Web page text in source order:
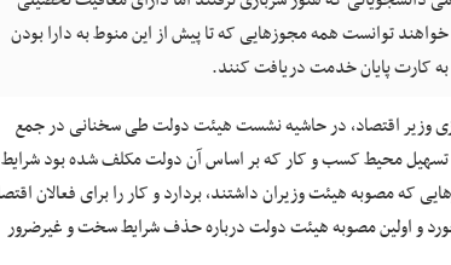
توانست همه مجوزهایی که تا پیش از این منوط به دارا بودن
کارت پایان خدمت دریافت کنند.
وزیر اقتصاد، در حاشیه نشست هیئت دولت طی سخنانی در جمع
تسهیل محیط کسب و کار که بر اساس آن دولت مکلف شده بود شرایط
که مصوبه هیئت وزیران داشتند، بردارد و کار را برای فعالان
و اولین مصوبه هیئت دولت درباره حذف شرایط سخت و غیرضرور